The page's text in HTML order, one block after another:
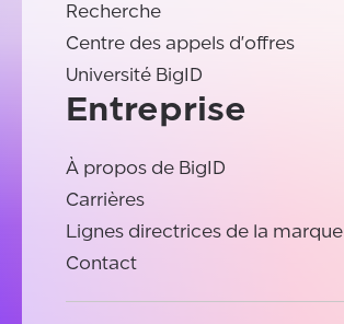
Recherche
Centre des appels d'offres
Université BigID
Entreprise
À propos de BigID
Carrières
Lignes directrices de la marque
Contact